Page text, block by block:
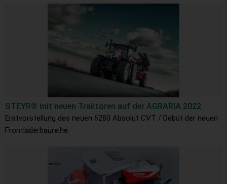
STEYR® mit neuen Traktoren auf der AGRARIA 2022
Erstvorstellung des neuen 6280 Absolut CVT / Debüt der neuen
Frontladerbaureihe